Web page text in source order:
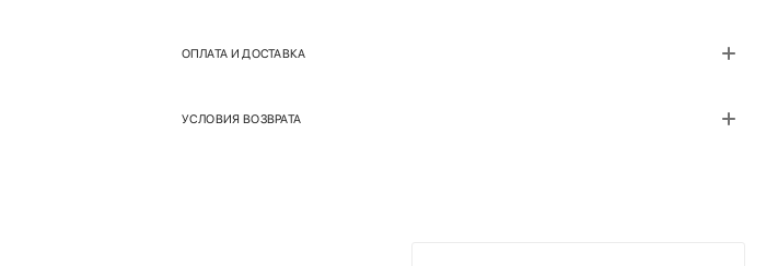
ОПЛАТА И ДОСТАВКА
УСЛОВИЯ ВОЗВРАТА